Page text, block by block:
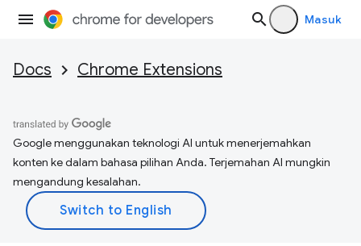
Masuk
Docs Chrome Extensions
Google menggunakan teknologi AI untuk menerjemahkan
konten ke dalam bahasa pilihan Anda. Terjemahan AI mungkin
mengandung kesalahan.